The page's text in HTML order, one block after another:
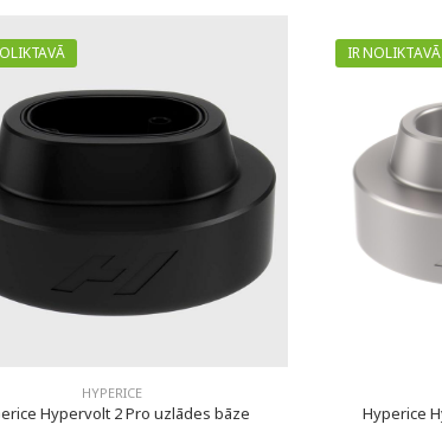
HYPERICE
Hypervolt 2 Pro uzlādes bāze
IR NOLIKTAVĀ
Hyperice